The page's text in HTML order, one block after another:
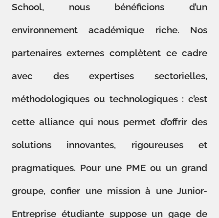
School, nous bénéficions d’un
environnement académique riche. Nos
partenaires externes complètent ce cadre
avec des expertises sectorielles,
méthodologiques ou technologiques : c’est
cette alliance qui nous permet d’offrir des
solutions innovantes, rigoureuses et
pragmatiques. Pour une PME ou un grand
groupe, confier une mission à une Junior-
Entreprise étudiante suppose un gage de